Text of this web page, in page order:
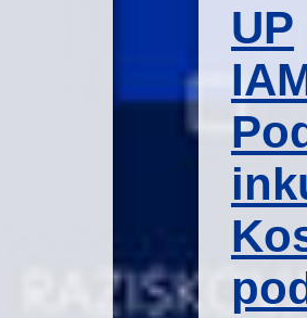
UP